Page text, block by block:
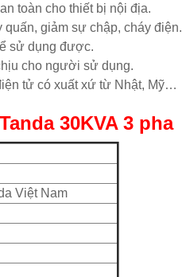
toàn cho thiết bị nội địa.
giảm sự chập, cháy điện.
sử dụng được.
cho người sử dụng.
tử có xuất xứ từ Nhật, Mỹ…
30KVA 3 pha
Việt Nam